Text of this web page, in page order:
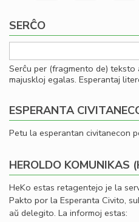
SERĈO
Serĉu per (fragmento de)
majuskloj egalas. Esperantaj
ESPERANTA
Petu la esperantan civitanecon
HEROLDO KOMUNIKAS
HeKo estas retagentejo je la
Pakto por la Esperanta Civito,
aŭ delegito. La informoj estas: